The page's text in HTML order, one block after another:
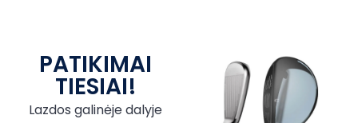
PATIKIMAI
TIESIAI!
Lazdos galinėje dalyje